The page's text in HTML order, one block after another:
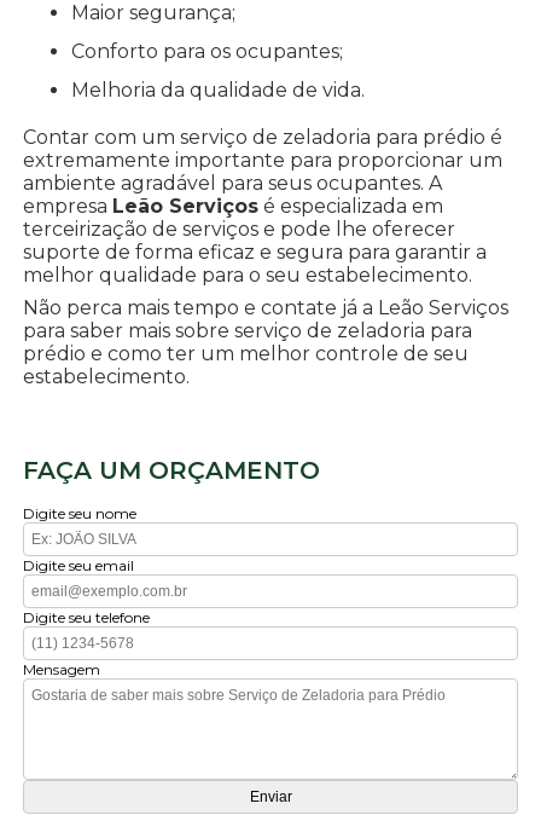
Maior segurança;
Conforto para os ocupantes;
Melhoria da qualidade de vida.
Contar com um serviço de zeladoria para prédio é
extremamente importante para proporcionar um
ambiente agradável para seus ocupantes. A
empresa Leão Serviços é especializada em
terceirização de serviços e pode lhe oferecer
suporte de forma eficaz e segura para garantir a
melhor qualidade para o seu estabelecimento.
Não perca mais tempo e contate já a Leão Serviços
para saber mais sobre serviço de zeladoria para
prédio e como ter um melhor controle de seu
estabelecimento.
FAÇA UM ORÇAMENTO
Digite seu nome
Digite seu email
Digite seu telefone
Mensagem